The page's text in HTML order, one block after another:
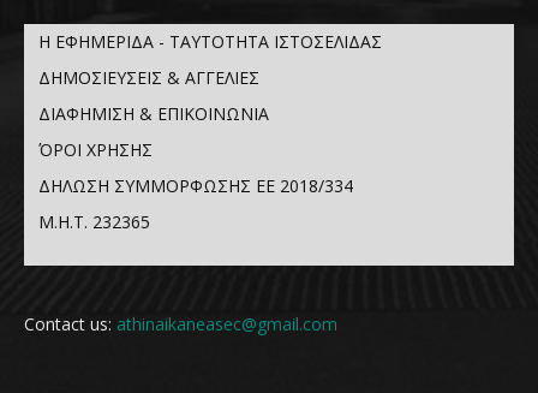
Η ΕΦΗΜΕΡΙΔΑ - ΤΑΥΤΟΤΗΤΑ ΙΣΤΟΣΕΛΙΔΑΣ
ΔΗΜΟΣΙΕΥΣΕΙΣ & ΑΓΓΕΛΙΕΣ
ΔΙΑΦΗΜΙΣΗ & ΕΠΙΚΟΙΝΩΝΙΑ
ΌΡΟΙ ΧΡΗΣΗΣ
ΔΗΛΩΣΗ ΣΥΜΜΟΡΦΩΣΗΣ ΕΕ 2018/334
Μ.Η.Τ. 232365
Contact us: athinaikaneasec@gmail.com